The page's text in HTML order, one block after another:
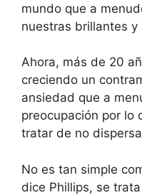
mundo que a
nuestras brillantes
Ahora, más de 20
creciendo un
ansiedad que a
preocupación por lo
tratar de no
No es tan simple
dice Phillips, se